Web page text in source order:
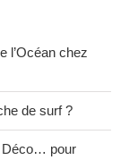
l’Océan chez
de surf ?
Déco… pour